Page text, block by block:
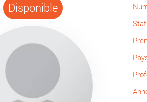
Disponible